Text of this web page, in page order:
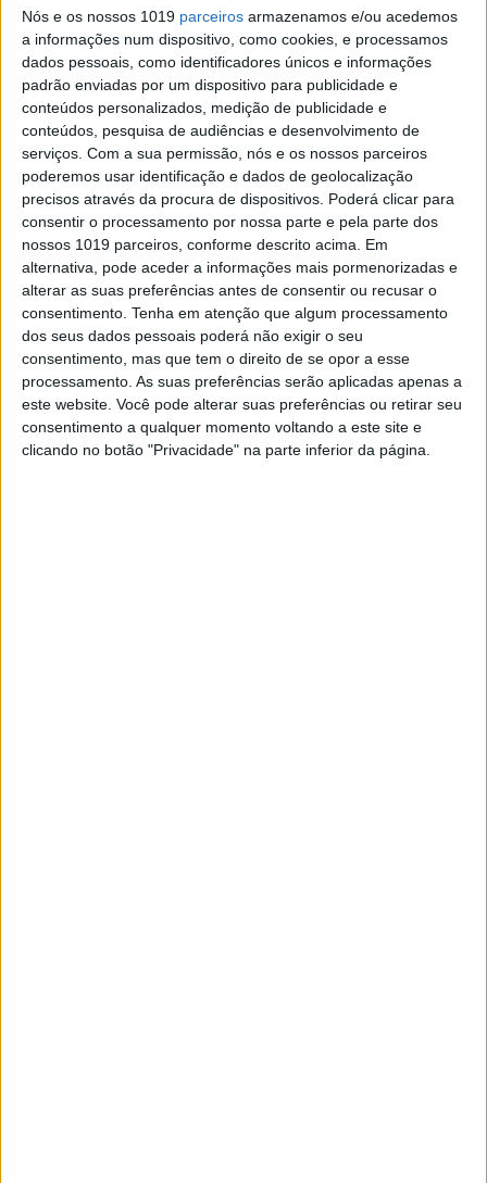
Nós e os nossos 1019 parceiros armazenamos e/ou acedemos
a informações num dispositivo, como cookies, e processamos
dados pessoais, como identificadores únicos e informações
padrão enviadas por um dispositivo para publicidade e
conteúdos personalizados, medição de publicidade e
conteúdos, pesquisa de audiências e desenvolvimento de
serviços. Com a sua permissão, nós e os nossos parceiros
poderemos usar identificação e dados de geolocalização
precisos através da procura de dispositivos. Poderá clicar para
consentir o processamento por nossa parte e pela parte dos
nossos 1019 parceiros, conforme descrito acima. Em
alternativa, pode aceder a informações mais pormenorizadas e
alterar as suas preferências antes de consentir ou recusar o
consentimento. Tenha em atenção que algum processamento
dos seus dados pessoais poderá não exigir o seu
consentimento, mas que tem o direito de se opor a esse
processamento. As suas preferências serão aplicadas apenas a
este website. Você pode alterar suas preferências ou retirar seu
consentimento a qualquer momento voltando a este site e
clicando no botão "Privacidade" na parte inferior da página.
ENTREVISTA SEM AGENDA
"Creio que, daqui a 30 anos, os
robots vão operar sozinhos"
OPINIÃO
Opinião | Videojogos: uma